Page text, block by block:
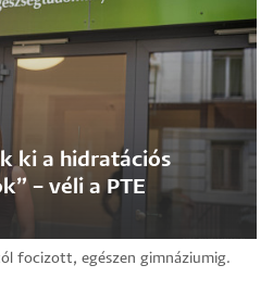
ki a hidratációs
– véli a PTE
focizott, egészen gimnáziumig.